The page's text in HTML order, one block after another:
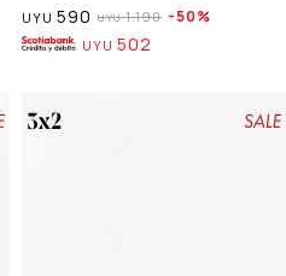
UYU 590 UYU 1.190 50
UYU 502